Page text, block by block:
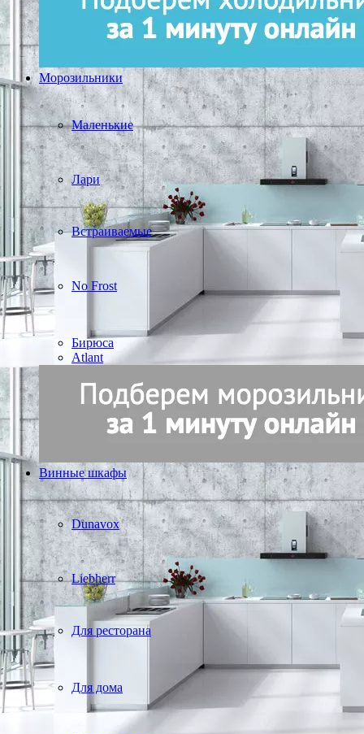
Морозильники
Маленькие
Лари
Встраиваемые
No Frost
Бирюса
Atlant
Винные шкафы
Dunavox
Liebherr
Для ресторана
Для дома